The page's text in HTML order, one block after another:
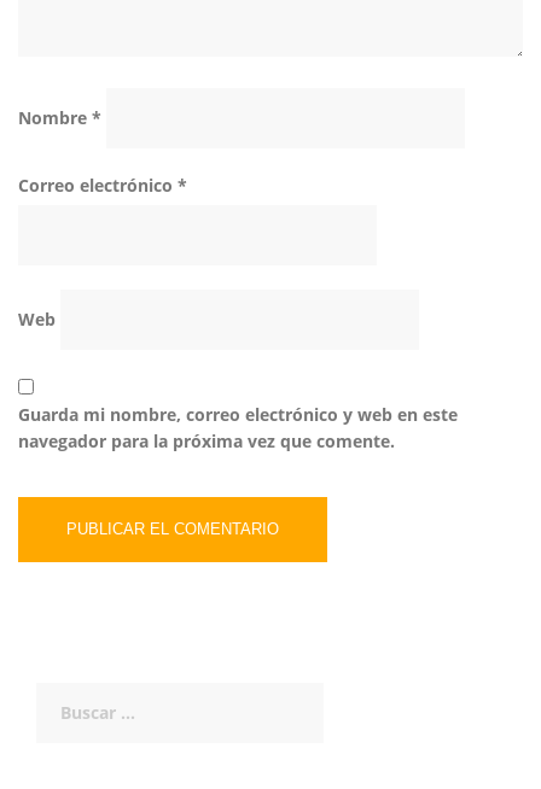
Nombre *
Correo electrónico *
Web
Guarda mi nombre, correo electrónico y web en este
navegador para la próxima vez que comente.